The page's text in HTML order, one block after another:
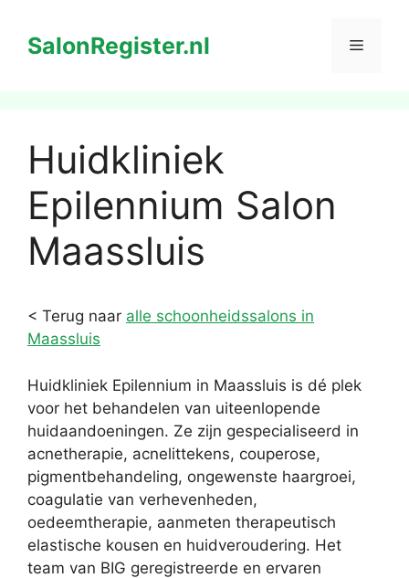
naarSalonRegister.nl Menu
Huidkliniek
Epilennium Salon
Maassluis
< Terug naar alle schoonheidssalons in
Maassluis
Huidkliniek Epilennium in Maassluis is dé plek
voor het behandelen van uiteenlopende
huidaandoeningen. Ze zijn gespecialiseerd in
acnetherapie, acnelittekens, couperose,
pigmentbehandeling, ongewenste haargroei,
coagulatie van verhevenheden,
oedeemtherapie, aanmeten therapeutisch
elastische kousen en huidveroudering. Het
team van BIG geregistreerde en ervaren